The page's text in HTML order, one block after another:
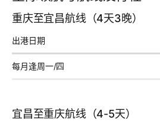
重庆至宜昌航线（4天3晚）
出港日期
每月逢周一/四
宜昌至重庆航线（4-5天）